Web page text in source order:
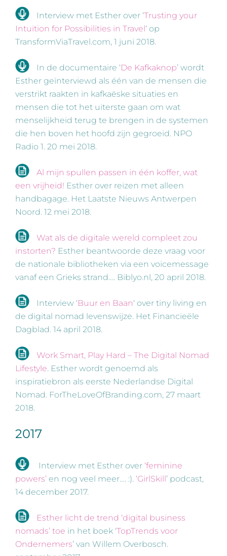
Interview met Esther over ‘Trusting your
Intuition for Possibilities in Travel ‘ op
TransformViaTravel.com, 1 juni 2018.
In de documentaire ‘De Kafkaknop’ wordt
Esther geïnterviewd als één van de mensen die
verstrikt raakten in kafkaëske situaties en
mensen die tot het uiterste gaan om wat
menselijkheid terug te brengen in de systemen
die hen boven het hoofd zijn gegroeid. NPO
Radio 1. 20 mei 2018.
Al mijn spullen passen in één koffer, wat
een vrijheid! Esther over reizen met alleen
handbagage. Het Laatste Nieuws Antwerpen
Noord. 12 mei 2018.
Wat als de digitale wereld compleet zou
instorten? Esther beantwoorde deze vraag voor
de nationale bibliotheken via een voicemessage
vanaf een Grieks strand…. Biblyo.nl, 20 april 2018.
Interview ‘Buur en Baan‘ over tiny living en
de digital nomad levenswijze. Het Financieële
Dagblad. 14 april 2018.
Work Smart, Play Hard – The Digital Nomad
Lifestyle. Esther wordt genoemd als
inspiratiebron als eerste Nederlandse Digital
Nomad. ForTheLoveOfBranding.com, 27 maart
2018.
2017
Interview met Esther over ‘feminine
powers’ en nog veel meer…. :). ‘GirlSkill’ podcast,
14 december 2017.
Esther licht de trend ‘digital business
nomads’ toe in het boek ‘TopTrends voor
Ondernemers’ van Willem Overbosch.